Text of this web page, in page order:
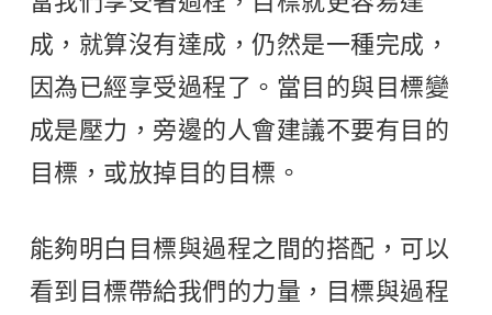
成，就算沒有達成，仍然是一種完成，
因為已經享受過程了。當目的與目標變
成是壓力，旁邊的人會建議不要有目的
目標，或放掉目的目標。
能夠明白目標與過程之間的搭配，可以
看到目標帶給我們的力量，目標與過程